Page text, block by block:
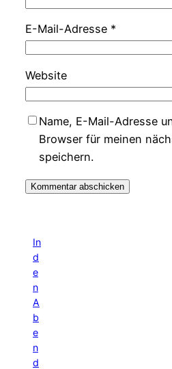
E-Mail-Adresse *
Website
Name, E-Mail-Adresse
Browser für meinen
speichern.
In
d
e
n
A
b
e
n
d